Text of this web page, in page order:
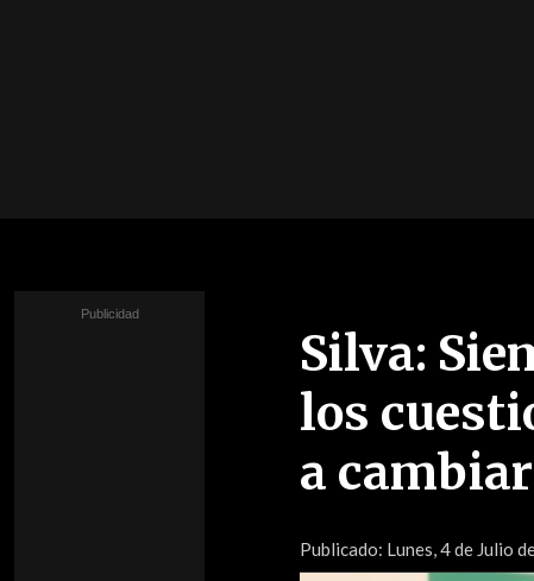
Silva:
los
a cambiar
Publicado: Lunes, 4 de Julio